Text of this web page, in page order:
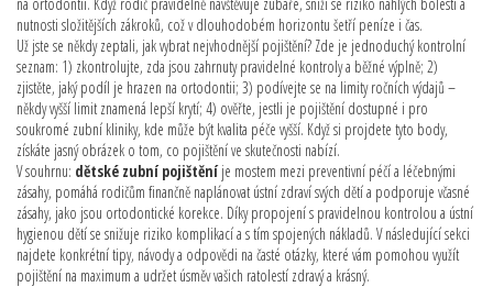
nutnosti složitějších zákroků, což v dlouhodobém horizontu šetří peníze i čas.
Už jste se někdy zeptali, jak vybrat nejvhodnější pojištění? Zde je jednoduchý kontrolní
seznam: 1) zkontrolujte, zda jsou zahrnuty pravidelné kontroly a běžné výplně; 2)
zjistěte, jaký podíl je hrazen na ortodontii; 3) podívejte se na limity ročních výdajů –
někdy vyšší limit znamená lepší krytí; 4) ověřte, jestli je pojištění dostupné i pro
soukromé zubní kliniky, kde může být kvalita péče vyšší. Když si projdete tyto body,
získáte jasný obrázek o tom, co pojištění ve skutečnosti nabízí.
V souhrnu: dětské zubní pojištěníje mostem mezi preventivní péčí a léčebnými
zásahy, pomáhá rodičům finančně naplánovat ústní zdraví svých dětí a podporuje včasné
zásahy, jako jsou ortodontické korekce. Díky propojení s pravidelnou kontrolou a ústní
hygienou dětí se snižuje riziko komplikací a s tím spojených nákladů. V následující sekci
najdete konkrétní tipy, návody a odpovědi na časté otázky, které vám pomohou využít
pojištění na maximum a udržet úsměv vašich ratolestí zdravý a krásný.